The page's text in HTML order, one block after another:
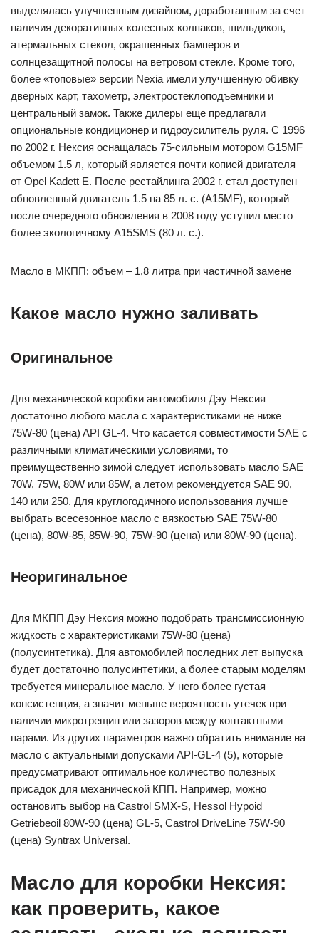
выделялась улучшенным дизайном, доработанным за счет
наличия декоративных колесных колпаков, шильдиков,
атермальных стекол, окрашенных бамперов и
солнцезащитной полосы на ветровом стекле. Кроме того,
более «топовые» версии Nexia имели улучшенную обивку
дверных карт, тахометр, электростеклоподъемники и
центральный замок. Также дилеры еще предлагали
опциональные кондиционер и гидроусилитель руля. С 1996
по 2002 г. Нексия оснащалась 75-сильным мотором G15MF
объемом 1.5 л, который является почти копией двигателя
от Opel Kadett E. После рестайлинга 2002 г. стал доступен
обновленный двигатель 1.5 на 85 л. с. (A15MF), который
после очередного обновления в 2008 году уступил место
более экологичному A15SMS (80 л. с.).
Масло в МКПП: объем – 1,8 литра при частичной замене
Какое масло нужно заливать
Оригинальное
Для механической коробки автомобиля Дэу Нексия
достаточно любого масла с характеристиками не ниже
75W-80 (цена) API GL-4. Что касается совместимости SAE с
различными климатическими условиями, то
преимущественно зимой следует использовать масло SAE
70W, 75W, 80W или 85W, а летом рекомендуется SAE 90,
140 или 250. Для круглогодичного использования лучше
выбрать всесезонное масло с вязкостью SAE 75W-80
(цена), 80W-85, 85W-90, 75W-90 (цена) или 80W-90 (цена).
Неоригинальное
Для МКПП Дэу Нексия можно подобрать трансмиссионную
жидкость с характеристиками 75W-80 (цена)
(полусинтетика). Для автомобилей последних лет выпуска
будет достаточно полусинтетики, а более старым моделям
требуется минеральное масло. У него более густая
консистенция, а значит меньше вероятность утечек при
наличии микротрещин или зазоров между контактными
парами. Из других параметров важно обратить внимание на
масло с актуальными допусками API-GL-4 (5), которые
предусматривают оптимальное количество полезных
присадок для механической КПП. Например, можно
остановить выбор на Castrol SMX-S, Hessol Hypoid
Getriebeoil 80W-90 (цена) GL-5, Castrol DriveLine 75W-90
(цена) Syntrax Universal.
Масло для коробки Нексия:
как проверить, какое